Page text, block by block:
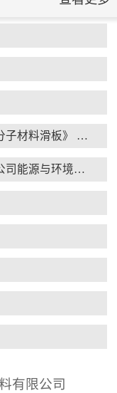
...
交通运输行业标准《桥梁支座用高分子材料滑板》 送审稿审查会在京召开...
河北省科学院与远征环保科技有限公司能源与环境新材料成果转化基地签约暨揭牌仪式...
有限公司